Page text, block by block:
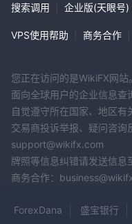
搜索调用 企业版(天眼号)
VPS使用帮助 商务合作
您正在访问的是WikiFX网
面向全球用户的企业信息查
自觉遵守所在国家、地区有
交易商投诉举报、疑问咨询
support@wikifx.com
牌照等信息纠错请发送信
商务合作：
ForexDana 盛宝银行